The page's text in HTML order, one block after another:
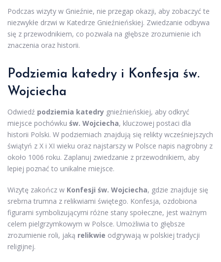
Podczas wizyty w Gnieźnie, nie przegap okazji, aby zobaczyć te
niezwykłe drzwi w Katedrze Gnieźnieńskiej. Zwiedzanie odbywa
się z przewodnikiem, co pozwala na głębsze zrozumienie ich
znaczenia oraz historii.
Podziemia katedry i Konfesja św.
Wojciecha
Odwiedź podziemia katedry gnieźnieńskiej, aby odkryć
miejsce pochówku św. Wojciecha, kluczowej postaci dla
historii Polski. W podziemiach znajdują się relikty wcześniejszych
świątyń z X i XI wieku oraz najstarszy w Polsce napis nagrobny z
około 1006 roku. Zaplanuj zwiedzanie z przewodnikiem, aby
lepiej poznać to unikalne miejsce.
Wizytę zakończ w Konfesji św. Wojciecha, gdzie znajduje się
srebrna trumna z relikwiami świętego. Konfesja, ozdobiona
figurami symbolizującymi różne stany społeczne, jest ważnym
celem pielgrzymkowym w Polsce. Umożliwia to głębsze
zrozumienie roli, jaką relikwie odgrywają w polskiej tradycji
religijnej.